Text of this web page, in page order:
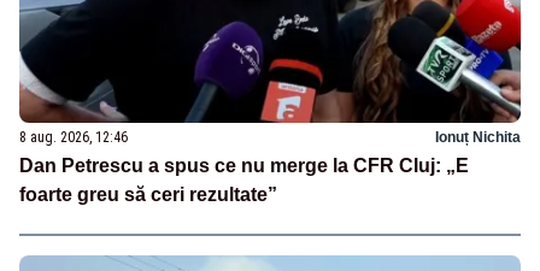
8 aug. 2026, 12:46 Ionuț Nichita
Dan Petrescu a spus ce nu merge la CFR Cluj: „E
foarte greu să ceri rezultate”